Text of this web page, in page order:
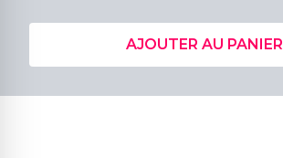
AJOUTER AU PANIER